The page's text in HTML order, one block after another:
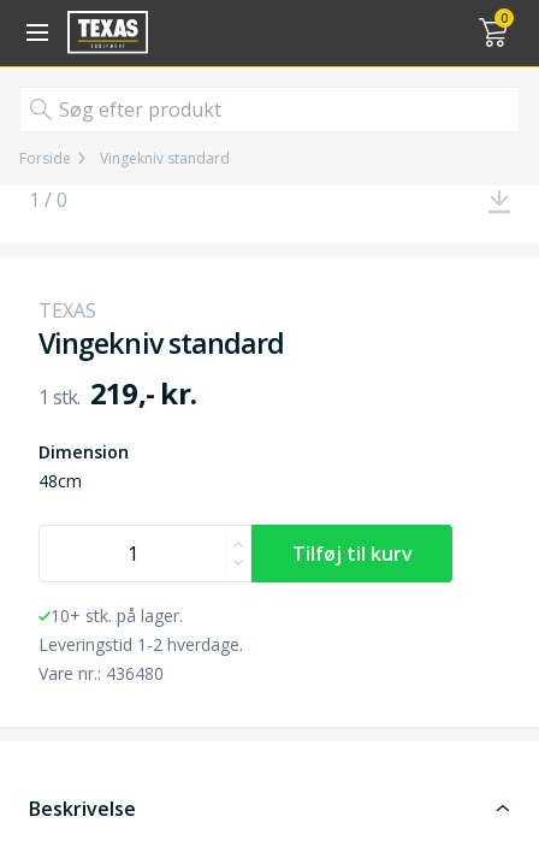
0
Gå til kurv (
Forside Vingekniv standard
1 / 0
TEXAS
Vingekniv standard
219,- kr.
Dimension
48cm
10+ stk. på lager.
Leveringstid 1-2 hverdage.
Vare nr.: 436480
Beskrivelse